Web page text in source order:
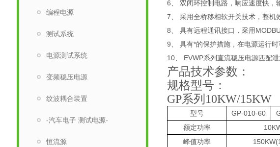
编程电源
测试系统
电源测试系统
变频稳压电源
纹波耦合装置
-汽车电子 测试电源-
恒流源
6、 双闭环控制电路，响应速度快，
7、 采用全桥移相软开关技术，整机
8、 具有远程通讯接口，采用
9、 具有*的保护措施，在电源运行时
10、 EVWP系列直流稳压电源匹配
产品技术参数：
规格型号：
GP系列10KW/15KW
型号 GP-010-60
额定功率
峰值功率